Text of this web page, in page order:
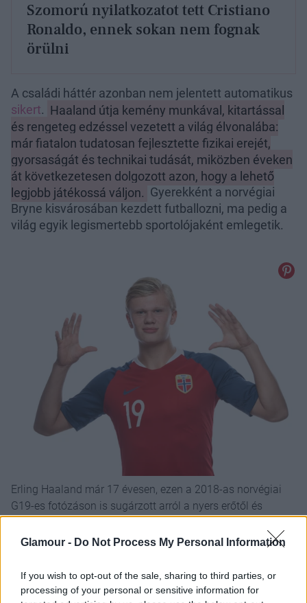
Glamour - Do Not Process My Personal Information
If you wish to opt-out of the sale, sharing to third parties, or
processing of your personal or sensitive information for
Szomorú nyilatkozatot tett Cristiano
Ronaldo, ennek sokan nem fognak
örülni
A családi háttér azonban nem jelentett automatikus
sikert. Haaland útja kemény munkával, kitartással
és rengeteg edzéssel vezetett a világ élvonalába:
már fiatalon tudatosan fejlesztette fizikai erejét,
gyorsaságát és technikai tudását, miközben éveken
át következetesen dolgozott azon, hogy a lehető
legjobb játékossá váljon.
Gyerekként a norvégiai
Bryne kisvárosában kezdett futballozni, ma pedig a
világ egyik legismertebb sportolójaként emlegetik.
Erling Haaland már 17 évesen, ezen a 2018-as norvégiai
G19-es fotózáson is sugárzott arról a nyers erőtől és
legmeghatározóbb sportolójává teszi